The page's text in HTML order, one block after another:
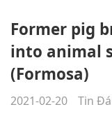
Former pig
into animal
(Formosa)
2021-02-20 Tin